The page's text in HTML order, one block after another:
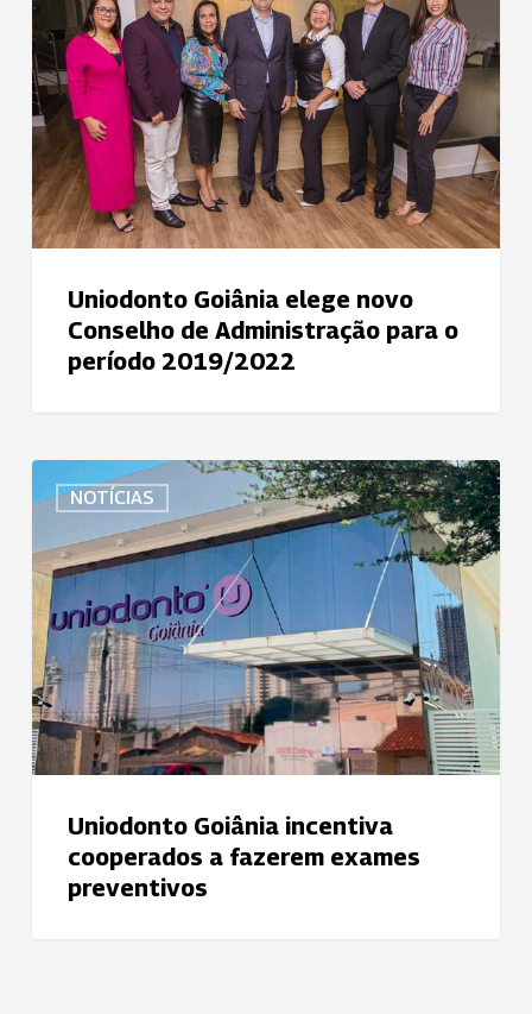
elege
novo
Conselho
de
Administração
para
o
período
Uniodonto Goiânia elege novo
Conselho de Administração para o
período 2019/2022
NOTÍCIAS
Uniodonto
Goiânia
incentiva
cooperados
a
fazerem
exames
preventivos
Uniodonto Goiânia incentiva
cooperados a fazerem exames
preventivos